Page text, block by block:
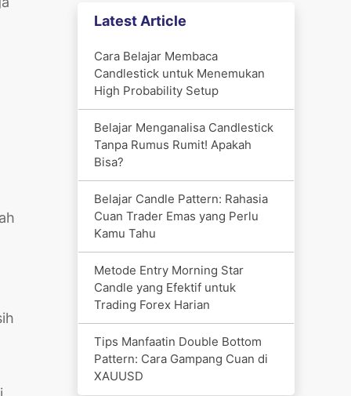
Latest Article
Cara Belajar Membaca
Candlestick untuk Menemukan
High Probability Setup
Belajar Menganalisa Candlestick
Tanpa Rumus Rumit! Apakah
Bisa?
Belajar Candle Pattern: Rahasia
Cuan Trader Emas yang Perlu
Kamu Tahu
Metode Entry Morning Star
Candle yang Efektif untuk
Trading Forex Harian
Tips Manfaatin Double Bottom
Pattern: Cara Gampang Cuan di
XAUUSD